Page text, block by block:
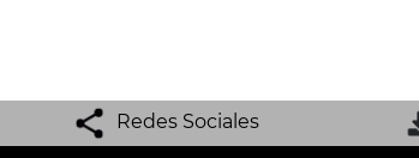
Redes Sociales